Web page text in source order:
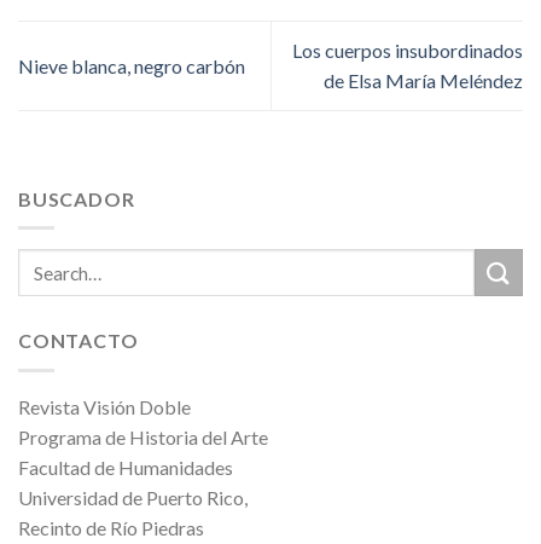
Nieve blanca, negro carbón
Los cuerpos insubordinados
de Elsa María Meléndez
BUSCADOR
CONTACTO
Revista Visión Doble
Programa de Historia del Arte
Facultad de Humanidades
Universidad de Puerto Rico,
Recinto de Río Piedras